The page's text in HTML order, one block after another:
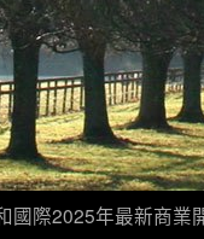
國際2025年最新商業